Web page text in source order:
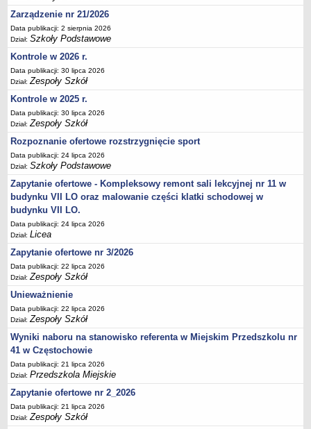
PORADNIE PSYCHOLOGICZNO-PEDAGOGICZNE
Zespół Poradni
BIURO FINANSÓW OŚWIATY
Dane podstawowe
Statut
Majątek
Godziny dyżurów
Ogłoszenia
Zarządzenia
Rejestry, ewidencje, archiwa
Kontrole
PONOWNE WYKORZYSTYWANIE
Sprawozdania
Deklaracja dostępności
DEKLARACJA DOSTĘPNOŚCI
OŚWIADCZENIA MAJĄTKOWE
PONOWNE WYKORZYSTYWANIE
UDOSTĘPNIANIE INFORMACJI PUBLICZNEJ
Zarządzenie nr 21/2026
Data publikacji: 2 sierpnia 2026
Dział:Szkoły Podstawowe
Kontrole w 2026 r.
Data publikacji: 30 lipca 2026
Dział:Zespoły Szkół
Kontrole w 2025 r.
Data publikacji: 30 lipca 2026
Dział:Zespoły Szkół
Rozpoznanie ofertowe rozstrzygnięcie sport
Data publikacji: 24 lipca 2026
Dział:Szkoły Podstawowe
Zapytanie ofertowe - Kompleksowy remont sali lekcyjnej nr 11 w
budynku VII LO oraz malowanie części klatki schodowej w
budynku VII LO.
Data publikacji: 24 lipca 2026
Dział:Licea
Zapytanie ofertowe nr 3/2026
Data publikacji: 22 lipca 2026
Dział:Zespoły Szkół
Unieważnienie
Data publikacji: 22 lipca 2026
Dział:Zespoły Szkół
Wyniki naboru na stanowisko referenta w Miejskim Przedszkolu nr
41 w Częstochowie
Data publikacji: 21 lipca 2026
Dział:Przedszkola Miejskie
Zapytanie ofertowe nr 2_2026
Data publikacji: 21 lipca 2026
Dział:Zespoły Szkół